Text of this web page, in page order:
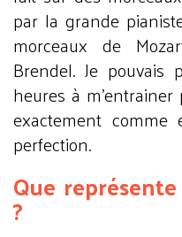
par la grande
morceaux de
Brendel. Je
heures à
exactement
perfection.
Que
?